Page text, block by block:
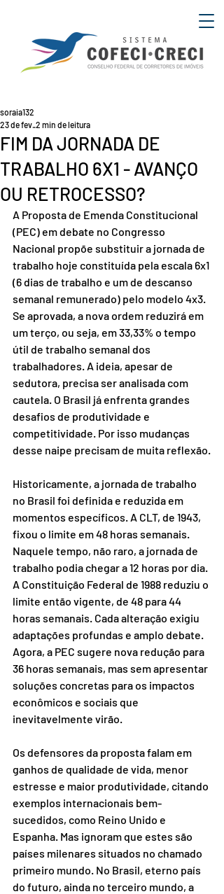
FIM DA JORNADA DE
TRABALHO 6X1 - AVANÇO
OU RETROCESSO?
soraia132
23 de fev.2 min de leitura
A Proposta de Emenda Constitucional
(PEC) em debate no Congresso
Nacional propõe substituir a jornada de
trabalho hoje constituída pela escala 6x1
(6 dias de trabalho e um de descanso
semanal remunerado) pelo modelo 4x3.
Se aprovada, a nova ordem reduzirá em
um terço, ou seja, em 33,33% o tempo
útil de trabalho semanal dos
trabalhadores. A ideia, apesar de
sedutora, precisa ser analisada com
cautela. O Brasil já enfrenta grandes
desafios de produtividade e
competitividade. Por isso mudanças
desse naipe precisam de muita reflexão.
Historicamente, a jornada de trabalho
no Brasil foi definida e reduzida em
momentos específicos. A CLT, de 1943,
fixou o limite em 48 horas semanais.
Naquele tempo, não raro, a jornada de
trabalho podia chegar a 12 horas por dia.
A Constituição Federal de 1988 reduziu o
limite então vigente, de 48 para 44
horas semanais. Cada alteração exigiu
adaptações profundas e amplo debate.
Agora, a PEC sugere nova redução para
36 horas semanais, mas sem apresentar
soluções concretas para os impactos
econômicos e sociais que
inevitavelmente virão.
Os defensores da proposta falam em
ganhos de qualidade de vida, menor
estresse e maior produtividade, citando
exemplos internacionais bem-
sucedidos, como Reino Unido e
Espanha. Mas ignoram que estes são
países milenares situados no chamado
primeiro mundo. No Brasil, eterno país
do futuro, ainda no terceiro mundo, a